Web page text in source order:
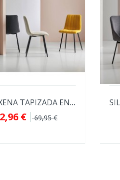
SILLA XENA TAPIZADA EN TELA ANTIMANCHAS...
€ 69,95 €